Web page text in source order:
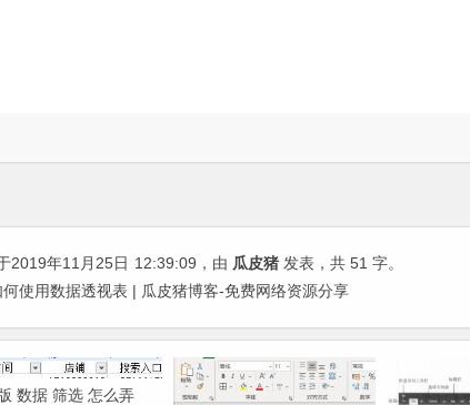
2019年11月25日 12:39:09 ，由 瓜皮猪 发表，共 51 字。
使用数据透视表 | 瓜皮猪博客-免费网络资源分享
数据 筛选 怎么弄